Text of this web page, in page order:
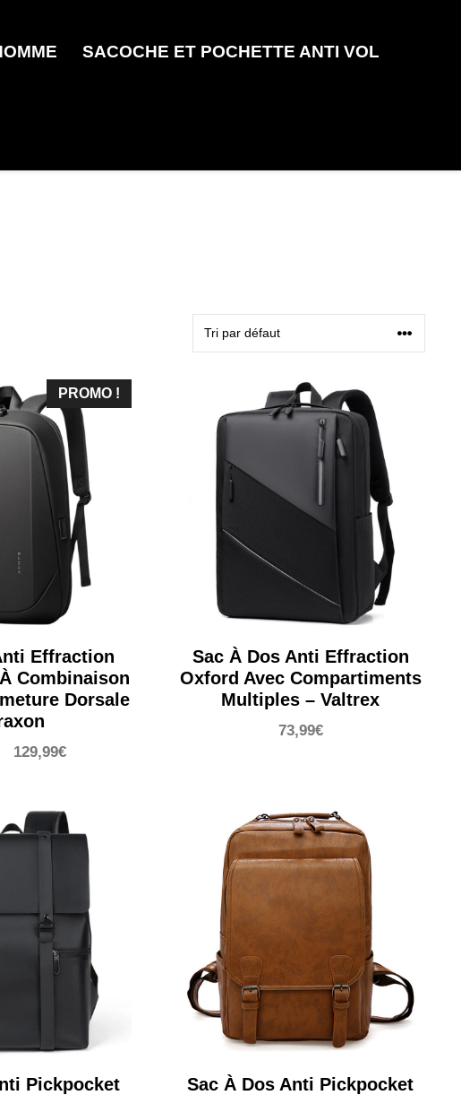
SACOCHE ET POCHETTE ANTI VOL
PROMO !
Effraction
Combinaison
Dorsale
Le
était :
153,99€.
129,99€Le
est :
129,99€.
Sac À Dos Anti Effraction
Oxford Avec Compartiments
Multiples – Valtrex
73,99€
Pickpocket
Sac À Dos Anti Pickpocket